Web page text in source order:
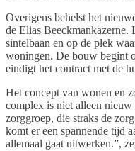
Overigens behelst het
de Elias Beeckmankazerne.
sintelbaan en op de plek
woningen. De bouw begint
eindigt het contract met de
Het concept van wonen en
complex is niet alleen
zorggroep, die straks de
komt er een spannende tijd
allemaal gaat uitwerken.”,